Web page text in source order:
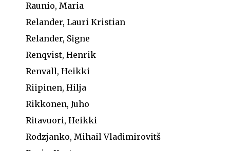
Raunio, Maria
Relander, Lauri Kristian
Relander, Signe
Renqvist, Henrik
Renvall, Heikki
Riipinen, Hilja
Rikkonen, Juho
Ritavuori, Heikki
Rodzjanko, Mihail Vladimirovitš